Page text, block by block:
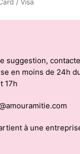
/ Visa
suggestion,
en moins de 24h
17h
à une